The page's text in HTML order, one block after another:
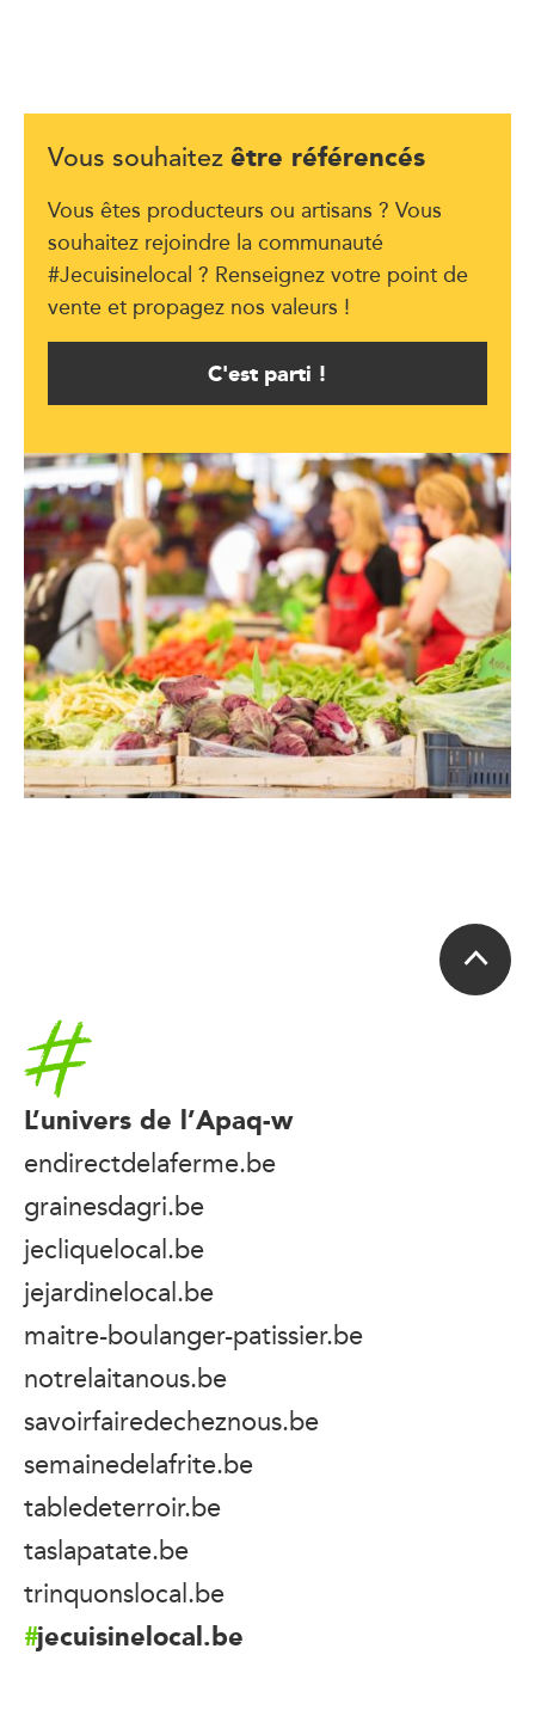
Vous souhaitez être référencés
Vous êtes producteurs ou artisans ? Vous
souhaitez rejoindre la communauté
#Jecuisinelocal ? Renseignez votre point de
vente et propagez nos valeurs !
C'est parti !
Accueil
L’univers de l’Apaq-w
endirectdelaferme.be
grainesdagri.be
jecliquelocal.be
jejardinelocal.be
maitre-boulanger-patissier.be
notrelaitanous.be
savoirfairedecheznous.be
semainedelafrite.be
tabledeterroir.be
taslapatate.be
trinquonslocal.be
jecuisinelocal.be